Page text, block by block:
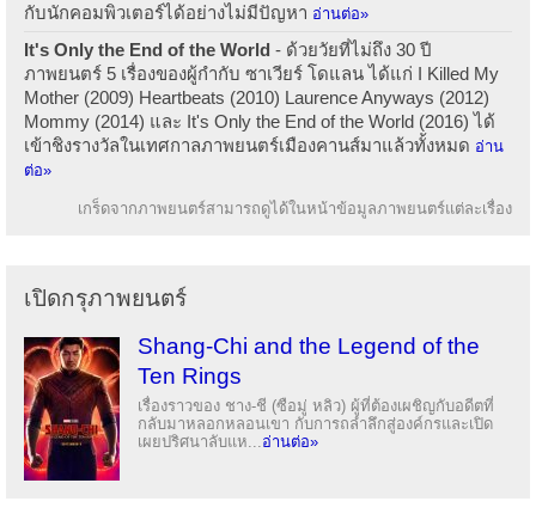
กับนักคอมพิวเตอร์ได้อย่างไม่มีปัญหา อ่านต่อ»
It's Only the End of the World - ด้วยวัยที่ไม่ถึง 30 ปี
ภาพยนตร์ 5 เรื่องของผู้กำกับ ซาเวียร์ โดแลน ได้แก่ I Killed My
Mother (2009) Heartbeats (2010) Laurence Anyways (2012)
Mommy (2014) และ It's Only the End of the World (2016) ได้
เข้าชิงรางวัลในเทศกาลภาพยนตร์เมืองคานส์มาแล้วทั้งหมด อ่าน
ต่อ»
เกร็ดจากภาพยนตร์สามารถดูได้ในหน้าข้อมูลภาพยนตร์แต่ละเรื่อง
เปิดกรุภาพยนตร์
Shang-Chi and the Legend of the
Ten Rings
เรื่องราวของ ชาง-ชี (ซือมู่ หลิว) ผู้ที่ต้องเผชิญกับอดีตที่
กลับมาหลอกหลอนเขา กับการถลำลึกสู่องค์กรและเปิด
เผยปริศนาลับแห... อ่านต่อ»